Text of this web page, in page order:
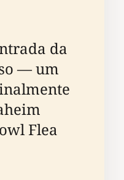
da
— um
Flea